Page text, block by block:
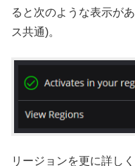
ると次のような表示が
ス共通)。
リージョンを更に詳し